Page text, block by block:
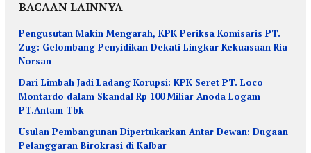
BACAAN LAINNYA
Pengusutan Makin Mengarah, KPK Periksa Komisaris PT.
Zug: Gelombang Penyidikan Dekati Lingkar Kekuasaan Ria
Norsan
Dari Limbah Jadi Ladang Korupsi: KPK Seret PT. Loco
Montardo dalam Skandal Rp 100 Miliar Anoda Logam
PT.Antam Tbk
Usulan Pembangunan Dipertukarkan Antar Dewan: Dugaan
Pelanggaran Birokrasi di Kalbar